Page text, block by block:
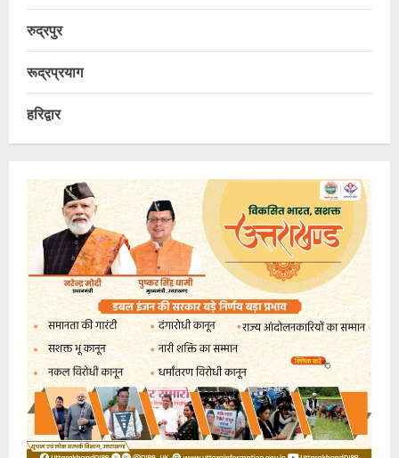
रुद्रपुर
रूद्रप्रयाग
हरिद्वार